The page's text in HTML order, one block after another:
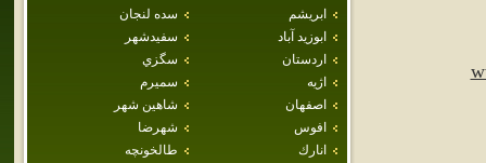
ابريشم
سده لنجان
ابوزيد آباد
سفيدشهر
اردستان
سگزي
اژيه
سميرم
اصفهان
شاهين شهر
افوس
شهرضا
انارك
طالخونچه